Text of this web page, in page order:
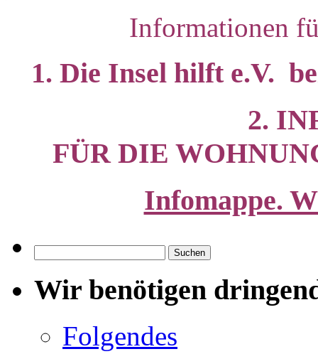
Informationen
1. Die Insel hilft e.V.
2.
FÜR DIE
Infomappe.
nach:
Wir benötigen
Folgendes